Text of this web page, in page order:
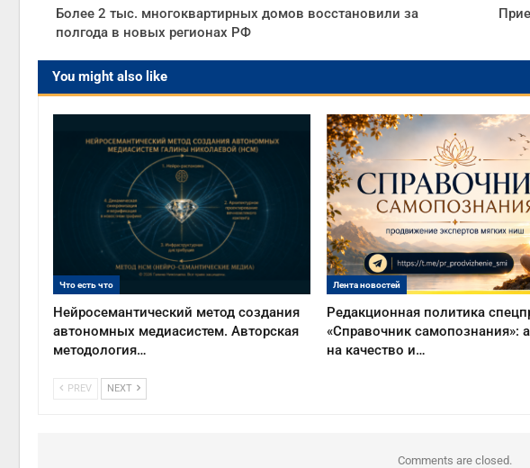
Более 2 тыс. многоквартирных домов восстановили за
полгода в новых регионах РФ
You might also like
Что есть что
Нейросемантический метод создания
автономных медиасистем. Авторская
методология…
Лента новостей
Редакционная политика
«Справочник самопознания»:
на качество и…
PREV NEXT
Comments are closed.